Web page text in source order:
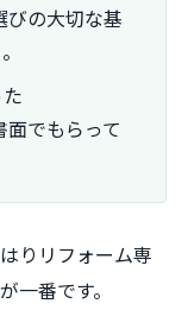
の大切な基
でもらって
りリフォーム専
一番です。